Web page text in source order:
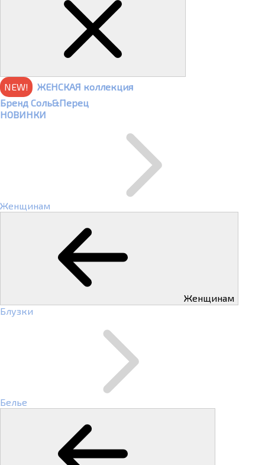
NEW!
ЖЕНСКАЯ коллекция
Бренд Соль&Перец
НОВИНКИ
Женщинам
Женщинам
Блузки
Белье